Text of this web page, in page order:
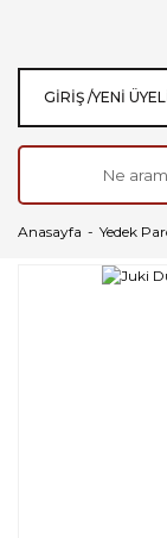
GIRIŞ /YENI
Anasayfa Yedek